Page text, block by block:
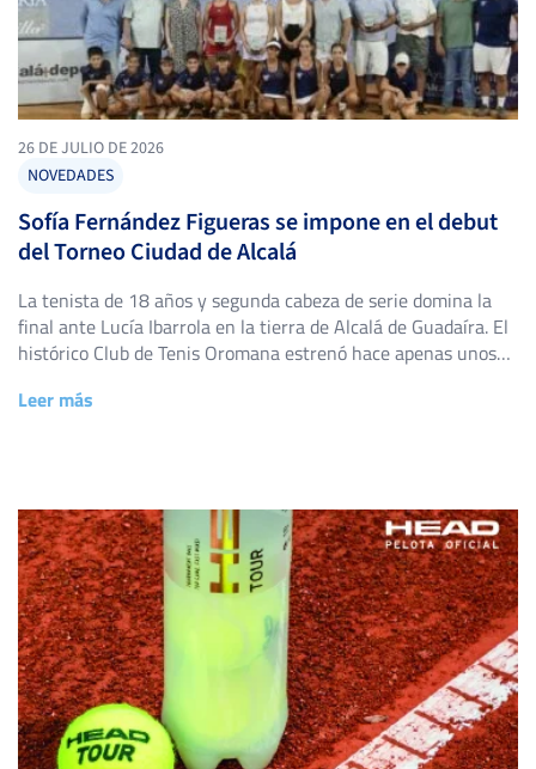
26 DE JULIO DE 2026
NOVEDADES
Sofía Fernández Figueras se impone en el debut
del Torneo Ciudad de Alcalá
La tenista de 18 años y segunda cabeza de serie domina la
final ante Lucía Ibarrola en la tierra de Alcalá de Guadaíra. El
histórico Club de Tenis Oromana estrenó hace apenas unos
PRO, y lo hizo por todo lo alto. Del 20 al 25 […]
Leer más